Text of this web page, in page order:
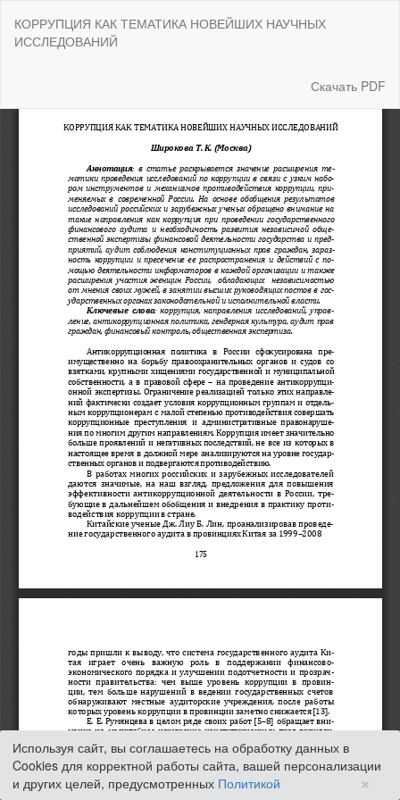
Подробностям
КОРРУПЦИЯ КАК ТЕМАТИКА НОВЕЙШИХ НАУЧНЫХ
ИССЛЕДОВАНИЙ
Скачать
Скачать PDF
Используя сайт, вы соглашаетесь на обработку данных в
Cookies для корректной работы сайта, вашей персонализации
и других целей, предусмотренных Политикой ×